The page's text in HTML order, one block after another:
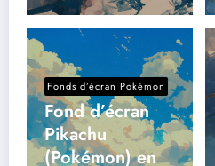
Fonds d’écran Pokémon
Fond d’écran
Pikachu
(Pokémon) en